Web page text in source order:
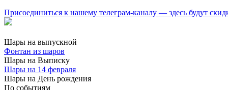
Присоединиться к нашему телеграм-каналу — здесь будут
Шары на выпускной
Фонтан из шаров
Шары на Выписку
Шары на 14 февраля
Шары на День рождения
По событиям